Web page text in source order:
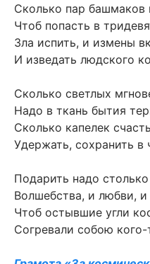
Сколько пар башмаков
Чтоб попасть в
Зла испить, и измены
И изведать людского
Сколько светлых
Надо в ткань бытия
Сколько капелек
Удержать, сохранить в
Подарить надо
Волшебства, и любви, и
Чтоб остывшие угли
Согревали собою кого-